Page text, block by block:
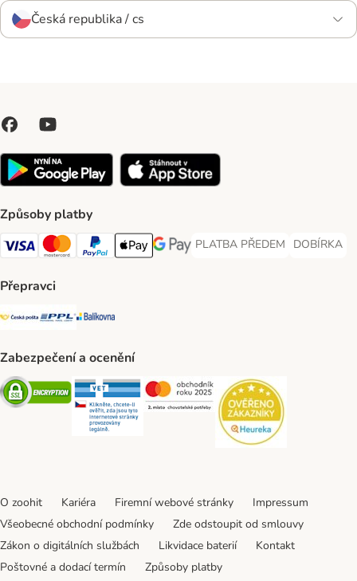
Česká republika / cs
Způsoby platby
Visa Payment Method
Mastercard Payment Method
PayPal Payment Method
Apple pay Payment Method
GooglePay Payment Method
PLATBA PŘEDEM
PLATBA PŘEDEM Payment
DOBÍRKA
DOBÍRKA
Přepravci
Česká pošta Shipping Method
PPL Shipping Method
Balíkovna Shipping Method
Zabezpečení a ocenění
Security Security Security
O zoohit Kariéra Firemní webové stránky
Impressum
Všeobecné obchodní podmínky
Zde odstoupit od smlouvy
Zákon o digitálních službách
Likvidace baterií
Kontakt
Poštovné a dodací termín
Způsoby platby